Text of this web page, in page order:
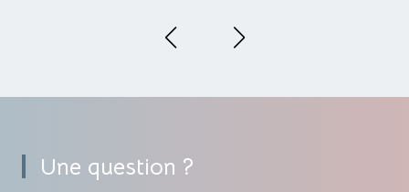
Une question ?